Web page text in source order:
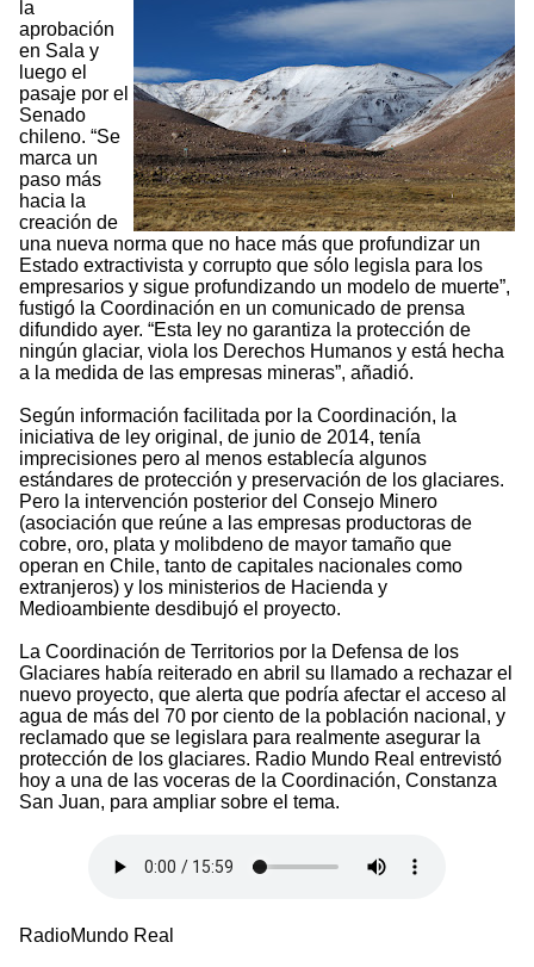
la
aprobación
en Sala y
luego el
pasaje por el
Senado
chileno. “Se
marca un
paso más
hacia la
creación de
una nueva norma que no hace más que profundizar un
Estado extractivista y corrupto que sólo legisla para los
empresarios y sigue profundizando un modelo de muerte”,
fustigó la Coordinación en un comunicado de prensa
difundido ayer. “Esta ley no garantiza la protección de
ningún glaciar, viola los Derechos Humanos y está hecha
a la medida de las empresas mineras”, añadió.
Según información facilitada por la Coordinación, la
iniciativa de ley original, de junio de 2014, tenía
imprecisiones pero al menos establecía algunos
estándares de protección y preservación de los glaciares.
Pero la intervención posterior del Consejo Minero
(asociación que reúne a las empresas productoras de
cobre, oro, plata y molibdeno de mayor tamaño que
operan en Chile, tanto de capitales nacionales como
extranjeros) y los ministerios de Hacienda y
Medioambiente desdibujó el proyecto.
La Coordinación de Territorios por la Defensa de los
Glaciares había reiterado en abril su llamado a rechazar el
nuevo proyecto, que alerta que podría afectar el acceso al
agua de más del 70 por ciento de la población nacional, y
reclamado que se legislara para realmente asegurar la
protección de los glaciares. Radio Mundo Real entrevistó
hoy a una de las voceras de la Coordinación, Constanza
San Juan, para ampliar sobre el tema.
RadioMundo Real